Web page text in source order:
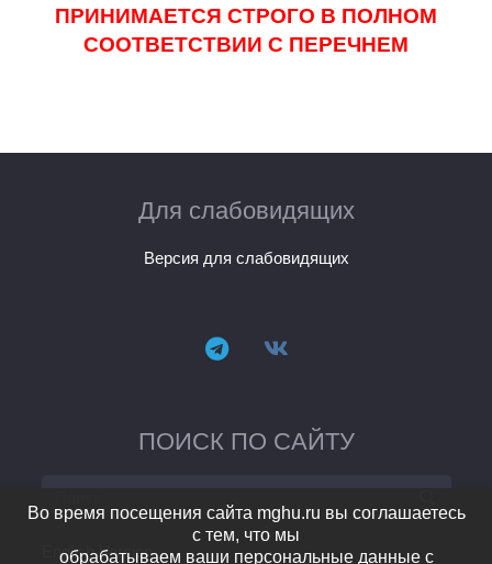
ПРИНИМАЕТСЯ СТРОГО В ПОЛНОМ
СООТВЕТСТВИИ С ПЕРЕЧНЕМ
Для слабовидящих
Версия для слабовидящих
ПОИСК ПО САЙТУ
English Version
Во время посещения сайта mghu.ru вы соглашаетесь
с тем, что мы
обрабатываем ваши персональные данные с